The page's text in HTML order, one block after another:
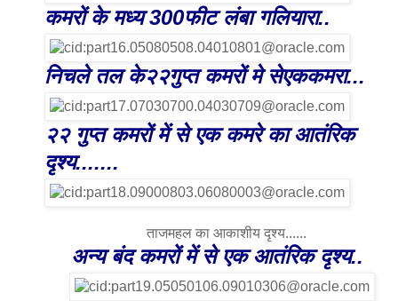
कमरों के मध्य 300फीट लंबा गलियारा..
निचले तल के२२गुप्त कमरों मे सेएककमरा...
२२ गुप्त कमरों में से एक कमरे का आतंरिक
दृश्य.......
ताजमहल का आकाशीय दृश्य......
अन्य बंद कमरों में से एक आतंरिक दृश्य..